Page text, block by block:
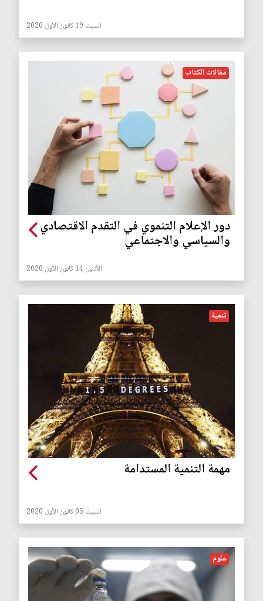
السبت 19 كانون الأول 2020
مقالات الكتاب
دور الإعلام التنموي في التقدم الاقتصادي
والسياسي والاجتماعي
الأثنين 14 كانون الأول 2020
تنمية
مهمة التنمية المستدامة
السبت 05 كانون الأول 2020
علوم